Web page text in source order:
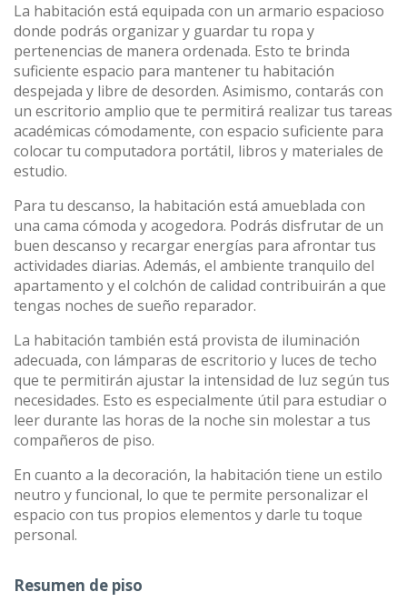
La habitación está equipada con un armario espacioso
donde podrás organizar y guardar tu ropa y
pertenencias de manera ordenada. Esto te brinda
suficiente espacio para mantener tu habitación
despejada y libre de desorden. Asimismo, contarás con
un escritorio amplio que te permitirá realizar tus tareas
académicas cómodamente, con espacio suficiente para
colocar tu computadora portátil, libros y materiales de
estudio.
Para tu descanso, la habitación está amueblada con
una cama cómoda y acogedora. Podrás disfrutar de un
buen descanso y recargar energías para afrontar tus
actividades diarias. Además, el ambiente tranquilo del
apartamento y el colchón de calidad contribuirán a que
tengas noches de sueño reparador.
La habitación también está provista de iluminación
adecuada, con lámparas de escritorio y luces de techo
que te permitirán ajustar la intensidad de luz según tus
necesidades. Esto es especialmente útil para estudiar o
leer durante las horas de la noche sin molestar a tus
compañeros de piso.
En cuanto a la decoración, la habitación tiene un estilo
neutro y funcional, lo que te permite personalizar el
espacio con tus propios elementos y darle tu toque
personal.
Resumen de piso